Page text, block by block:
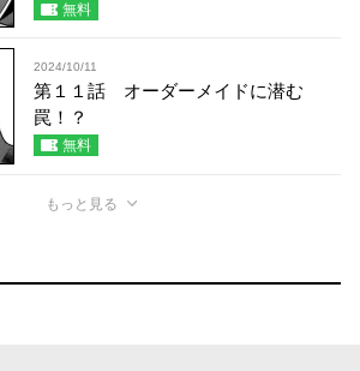
無料
2024/10/11
第１１話 オーダーメイドに潜む
罠！？
無料
もっと見る